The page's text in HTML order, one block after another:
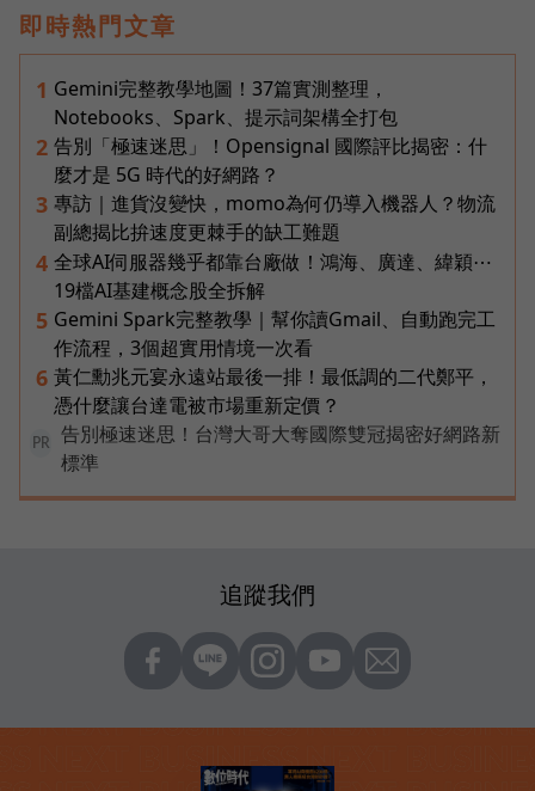
即時熱門文章
1 Gemini完整教學地圖！37篇實測整理，
Notebooks、Spark、提示詞架構全打包
2 告別「極速迷思」！Opensignal 國際評比揭密：什
麼才是 5G 時代的好網路？
3 專訪｜進貨沒變快，momo為何仍導入機器人？物流
副總揭比拚速度更棘手的缺工難題
4 全球AI伺服器幾乎都靠台廠做！鴻海、廣達、緯穎⋯
19檔AI基建概念股全拆解
5 Gemini Spark完整教學｜幫你讀Gmail、自動跑完工
作流程，3個超實用情境一次看
6 黃仁勳兆元宴永遠站最後一排！最低調的二代鄭平，
憑什麼讓台達電被市場重新定價？
PR
告別極速迷思！台灣大哥大奪國際雙冠揭密好網路新
標準
追蹤我們